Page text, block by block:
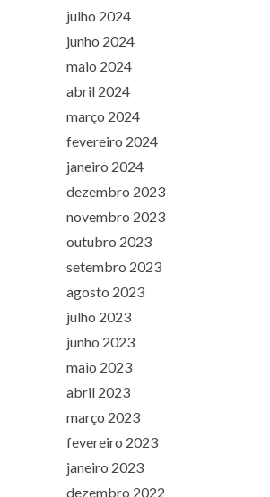
julho 2024
junho 2024
maio 2024
abril 2024
março 2024
fevereiro 2024
janeiro 2024
dezembro 2023
novembro 2023
outubro 2023
setembro 2023
agosto 2023
julho 2023
junho 2023
maio 2023
abril 2023
março 2023
fevereiro 2023
janeiro 2023
dezembro 2022